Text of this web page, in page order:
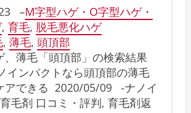
–M字型ハゲ・O字型ハゲ・
, 育毛, 脱毛悪化ハゲ
, 薄毛, 頭頂部
、薄毛「頭頂部」の検索結果
インパクトなら頭頂部の薄毛
アできる 2020/05/09 -ナノイ
毛剤 口コミ・評判, 育毛剤返